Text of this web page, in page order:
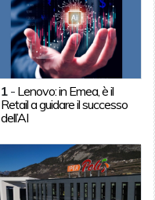
1 - Lenovo: in Emea, è il
Retail a guidare il successo
dell’AI